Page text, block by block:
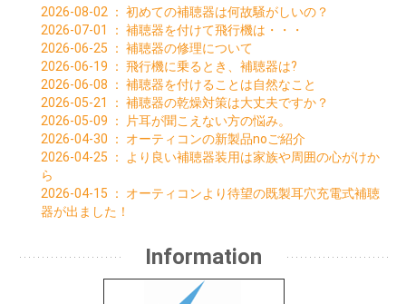
01月 (4)
2026-08-02 ： 初めての補聴器は何故騒がしいの？
2026-07-01
： 補聴器を付けて飛行機は・・・
2026-06-25 ： 補聴器の修理について
2026-06-19 ： 飛行機に乗るとき、補聴器は?
2026-06-08 ： 補聴器を付けることは自然なこと
2026-05-21
： 補聴器の乾燥対策は大丈夫ですか？
2026-05-09 ：
片耳が聞こえない方の悩み。
2026-04-30 ： オーティコンの新製品noご紹介
2026-04-25 ： より良い補聴器装用は家族や周囲の心がけか
ら
2026-04-15 ： オーティコンより待望の既製耳穴充電式補聴
器が出ました！
Information